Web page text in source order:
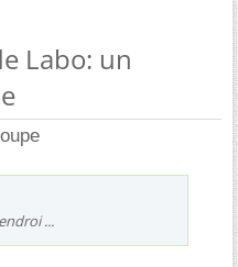
Labo: un
...